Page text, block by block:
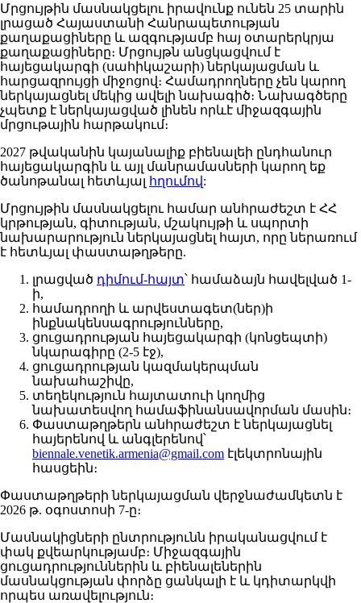
Մրցույթին մասնակցելու իրավունք ունեն 25 տարին
լրացած Հայաստանի Հանրապետության
քաղաքացիները և ազգությամբ հայ օտարերկրյա
քաղաքացիները։ Մրցույթն անցկացվում է
հայեցակարգի (սահիկաշարի) ներկայացման և
հարցազրույցի միջոցով։ Համադրողները չեն կարող
ներկայացնել մեկից ավելի նախագիծ։ Նախագծերը
չպետք է ներկայացված լինեն որևէ միջազգային
մրցութային հարթակում։
2027 թվականին կայանալիք բիենալեի ընդհանուր
հայեցակարգին և այլ մանրամասների կարող եք
ծանոթանալ հետևյալ հղումով:
Մրցույթին մասնակցելու համար անհրաժեշտ է ՀՀ
կրթության, գիտության, մշակույթի և սպորտի
նախարարություն ներկայացնել հայտ, որը ներառում
է հետևյալ փաստաթղթերը.
լրացված դիմում-հայտ՝ համաձայն հավելված 1-
ի,
համադրողի և արվեստագետ(ներ)ի
ինքնակենսագրությունները,
ցուցադրության հայեցակարգի (կոնցեպտի)
նկարագիրը (2-5 էջ),
ցուցադրության կազմակերպման
նախահաշիվը,
տեղեկություն հայտատուի կողմից
նախատեսվող համաֆինանսավորման մասին։
Փաստաթղթերն անհրաժեշտ է ներկայացնել
հայերենով և անգլերենով՝
biennale.venetik.armenia@gmail.com էլեկտրոնային
հասցեին։
Փաստաթղթերի ներկայացման վերջնաժամկետն է
2026 թ. օգոստոսի 7-ը։
Մասնակիցների ընտրությունն իրականացվում է
փակ քվեարկությամբ։ Միջազգային
ցուցադրություններին և բիենալեներին
մասնակցության փորձը ցանկալի է և կդիտարկվի
որպես առավելություն։